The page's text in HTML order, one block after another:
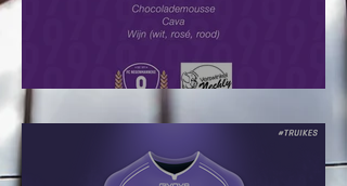
Paëlla Takeaway: Bestel nu!